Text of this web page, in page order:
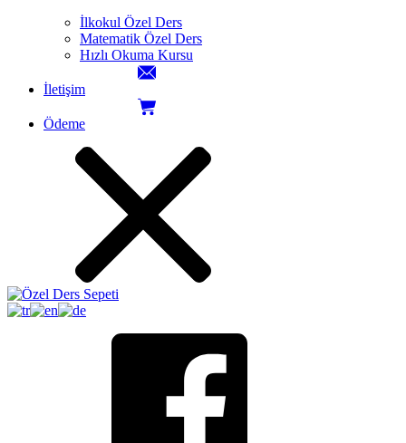
İlkokul Özel Ders
Matematik Özel Ders
Hızlı Okuma Kursu
İletişim
Ödeme